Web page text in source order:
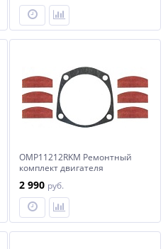
OMP11212RKM Ремонтный
комплект двигателя
OMP11212
2 990 руб.